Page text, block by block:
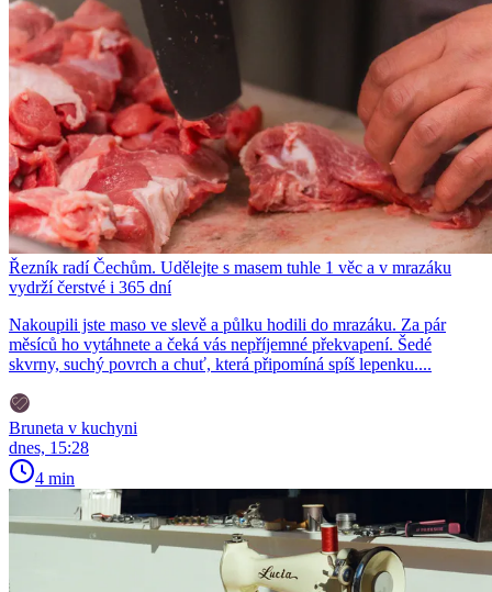
Řezník radí Čechům. Udělejte s masem tuhle 1 věc a v mrazáku
vydrží čerstvé i 365 dní
Nakoupili jste maso ve slevě a půlku hodili do mrazáku. Za pár
měsíců ho vytáhnete a čeká vás nepříjemné překvapení. Šedé
skvrny, suchý povrch a chuť, která připomíná spíš lepenku....
Bruneta v kuchyni
dnes, 15:28
4 min